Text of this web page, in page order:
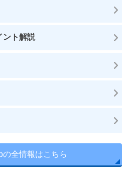
ント解説
の全情報はこちら